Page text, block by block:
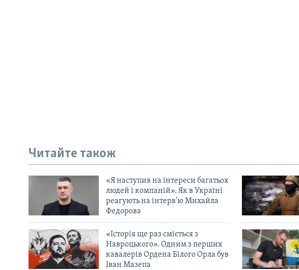
Читайте також
«Я наступив на інтереси багатьох
людей і компаній». Як в Україні
реагують на інтерв’ю Михайла
Федорова
«Історія ще раз сміється з
Навроцького». Одним з перших
кавалерів Ордена Білого Орла був
Іван Мазепа